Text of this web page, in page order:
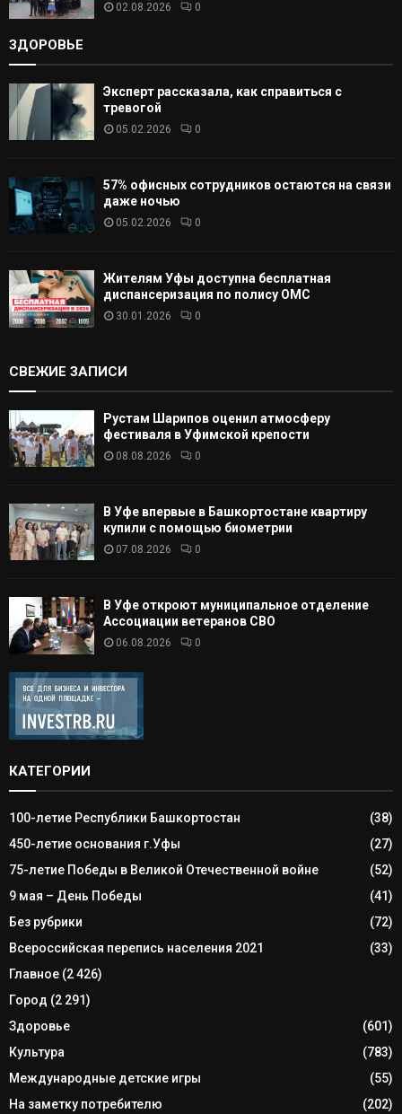
02.08.2026 0
ЗДОРОВЬЕ
Эксперт рассказала, как справиться с
тревогой
05.02.2026 0
57% офисных сотрудников остаются на связи
даже ночью
05.02.2026 0
Жителям Уфы доступна бесплатная
диспансеризация по полису ОМС
30.01.2026 0
СВЕЖИЕ ЗАПИСИ
Рустам Шарипов оценил атмосферу
фестиваля в Уфимской крепости
08.08.2026 0
В Уфе впервые в Башкортостане квартиру
купили с помощью биометрии
07.08.2026 0
В Уфе откроют муниципальное отделение
Ассоциации ветеранов СВО
06.08.2026 0
КАТЕГОРИИ
100-летие Республики Башкортостан
(38)
450-летие основания г.Уфы
(27)
75-летие Победы в Великой Отечественной войне
(52)
9 мая – День Победы
(41)
Без рубрики
(72)
Всероссийская перепись населения 2021
(33)
Главное (2 426)
Город (2 291)
Здоровье
(601)
Культура
(783)
Международные детские игры
(55)
На заметку потребителю
(202)